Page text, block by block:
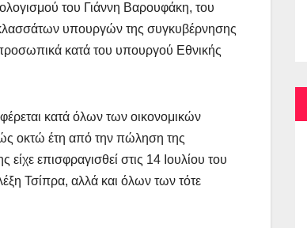
του Γιάννη Βαρουφάκη, του
υπουργών της συγκυβέρνησης
κατά του υπουργού Εθνικής
κατά όλων των οικονομικών
οκτώ έτη από την πώληση της
επισφραγισθεί στις 14 Ιουλίου του
Τσίπρα, αλλά και όλων των τότε